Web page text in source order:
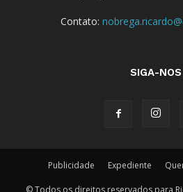
Contato:
SIGA-NOS
Publicidade Expediente